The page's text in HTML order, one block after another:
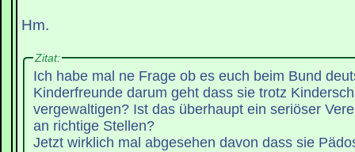
Hm.
Zitat:
Ich habe mal ne Frage ob es euch beim Bund
Kinderfreunde darum geht dass sie trotz
vergewaltigen? Ist das überhaupt ein seriöser
an richtige Stellen?
Jetzt wirklich mal abgesehen davon dass sie